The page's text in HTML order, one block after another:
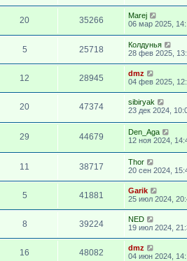
20 35266
Marej
06 мар 2025,
5 25718
Колдунья
28 фев 2025,
12 28945
dmz
04 фев 2025,
20 47374
sibiryak
23 дек 2024,
29 44679
Den_Aga
12 ноя 2024,
11 38717
Thor
20 сен 2024,
5 41881
Garik
25 июл 2024,
8 39224
NED
19 июл 2024,
16 48082
dmz
04 июн 2024,